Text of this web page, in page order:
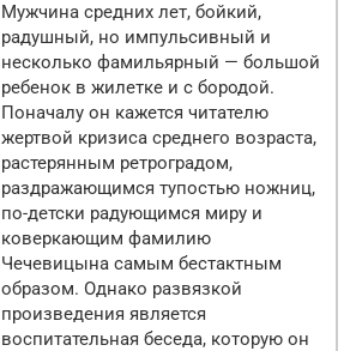
Мужчина средних лет, бойкий,
радушный, но импульсивный и
несколько фамильярный — большой
ребенок в жилетке и с бородой.
Поначалу он кажется читателю
жертвой кризиса среднего возраста,
растерянным ретроградом,
раздражающимся тупостью ножниц,
по-детски радующимся миру и
коверкающим фамилию
Чечевицына самым бестактным
образом. Однако развязкой
произведения является
воспитательная беседа, которую он